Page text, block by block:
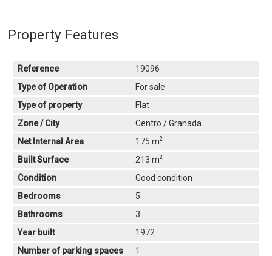
Property Features
Reference
19096
Type of Operation
For sale
Type of property
Flat
Zone / City
Centro / Granada
Net Internal Area
175 m2
Built Surface 213 m2
Condition
Good condition
Bedrooms
5
Bathrooms
3
Year built
1972
Number of parking spaces
1